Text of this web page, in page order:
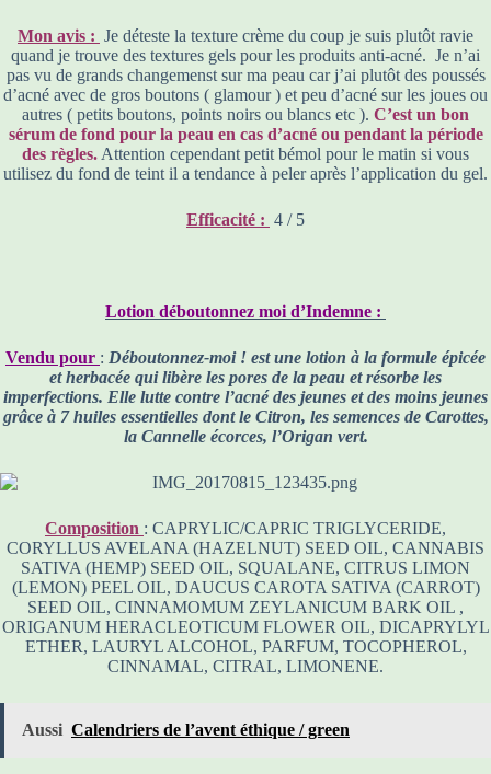
Mon avis : Je déteste la texture crème du coup je suis plutôt ravie
quand je trouve des textures gels pour les produits anti-acné. Je n’ai
pas vu de grands changemenst sur ma peau car j’ai plutôt des poussés
d’acné avec de gros boutons ( glamour ) et peu d’acné sur les joues ou
autres ( petits boutons, points noirs ou blancs etc ). C’est un bon
sérum de fond pour la peau en cas d’acné ou pendant la période
des règles. Attention cependant petit bémol pour le matin si vous
utilisez du fond de teint il a tendance à peler après l’application du gel.
Efficacité : 4 / 5
Lotion déboutonnez moi d’Indemne :
Vendu pour : Déboutonnez-moi ! est une lotion à la formule épicée
et herbacée qui libère les pores de la peau et résorbe les
imperfections. Elle lutte contre l’acné des jeunes et des moins jeunes
grâce à 7 huiles essentielles dont le Citron, les semences de Carottes,
la Cannelle écorces, l’Origan vert.
Composition : CAPRYLIC/CAPRIC TRIGLYCERIDE,
CORYLLUS AVELANA (HAZELNUT) SEED OIL, CANNABIS
SATIVA (HEMP) SEED OIL, SQUALANE, CITRUS LIMON
(LEMON) PEEL OIL, DAUCUS CAROTA SATIVA (CARROT)
SEED OIL, CINNAMOMUM ZEYLANICUM BARK OIL ,
ORIGANUM HERACLEOTICUM FLOWER OIL, DICAPRYLYL
ETHER, LAURYL ALCOHOL, PARFUM, TOCOPHEROL,
CINNAMAL, CITRAL, LIMONENE.
Aussi Calendriers de l’avent éthique / green